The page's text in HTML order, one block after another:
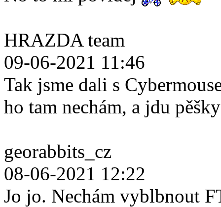
HRAZDA team
09-06-2021 11:46
Tak jsme dali s
ho tam nechám, a jdu
georabbits_cz
08-06-2021 12:22
Jo jo. Nechám vyblbnout